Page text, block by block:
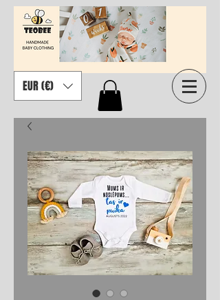
EUR (€)